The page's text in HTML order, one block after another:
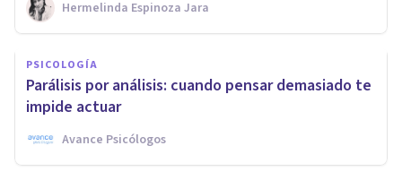
Hermelinda Espinoza Jara
PSICOLOGÍA
Parálisis por análisis: cuando pensar demasiado te
impide actuar
Avance Psicólogos